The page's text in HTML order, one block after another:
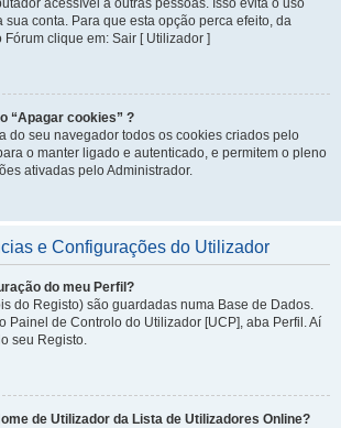
acessível a outras pessoas. Isso evita o uso
sua conta. Para que esta opção perca efeito, da
clique em: Sair [ Utilizador ]
“Apagar cookies” ?
do seu navegador todos os cookies criados pelo
o manter ligado e autenticado, e permitem o pleno
ativadas pelo Administrador.
e Configurações do Utilizador
do meu Perfil?
do Registo) são guardadas numa Base de Dados.
Painel de Controlo do Utilizador [UCP], aba Perfil. Aí
seu Registo.
de Utilizador da Lista de Utilizadores Online?